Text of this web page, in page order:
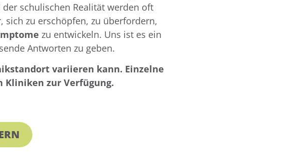
schulischen Realität werden oft
sich zu erschöpfen, zu überfordern,
zu entwickeln. Uns ist es ein
Antworten zu geben.
variieren kann. Einzelne
Kliniken zur Verfügung.